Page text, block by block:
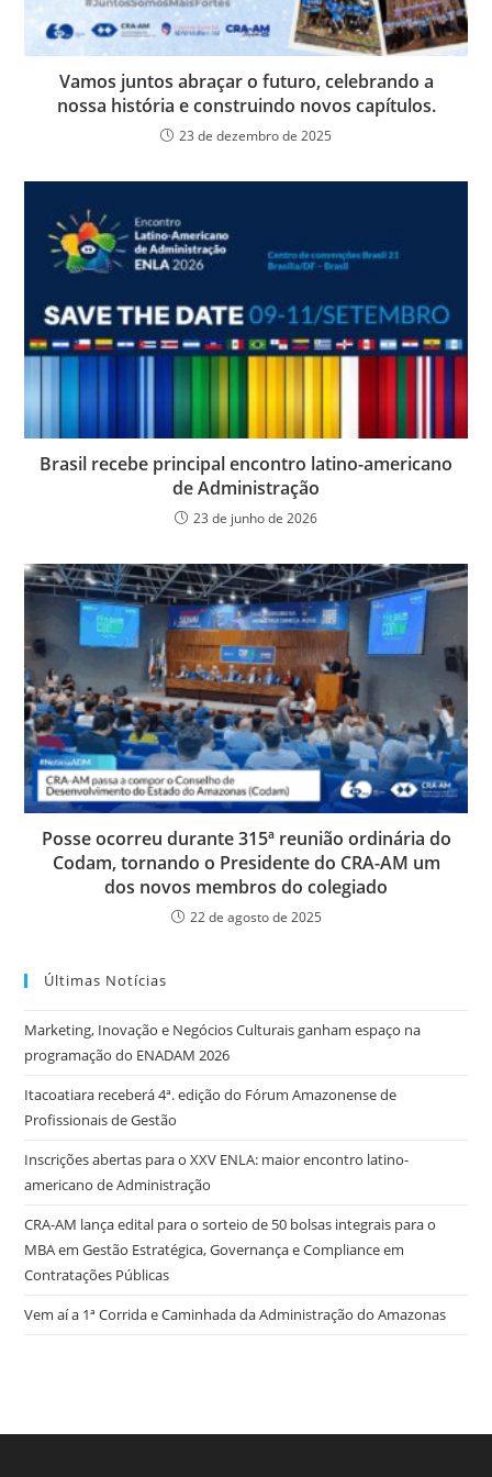
Vamos juntos abraçar o futuro, celebrando a
nossa história e construindo novos capítulos.
23 de dezembro de 2025
Brasil recebe principal encontro latino-americano
de Administração
23 de junho de 2026
Posse ocorreu durante 315ª reunião ordinária do
Codam, tornando o Presidente do CRA-AM um
dos novos membros do colegiado
22 de agosto de 2025
Últimas Notícias
Marketing, Inovação e Negócios Culturais ganham espaço na
programação do ENADAM 2026
Itacoatiara receberá 4ª. edição do Fórum Amazonense de
Profissionais de Gestão
Inscrições abertas para o XXV ENLA: maior encontro latino-
americano de Administração
CRA-AM lança edital para o sorteio de 50 bolsas integrais para o
MBA em Gestão Estratégica, Governança e Compliance em
Contratações Públicas
Vem aí a 1ª Corrida e Caminhada da Administração do Amazonas